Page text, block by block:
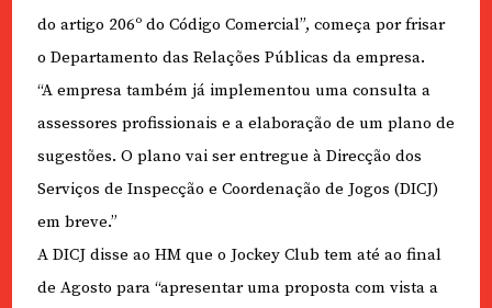
do artigo 206º do Código Comercial”, começa por frisar
o Departamento das Relações Públicas da empresa.
“A empresa também já implementou uma consulta a
assessores profissionais e a elaboração de um plano de
sugestões. O plano vai ser entregue à Direcção dos
Serviços de Inspecção e Coordenação de Jogos (DICJ)
em breve.”
A DICJ disse ao HM que o Jockey Club tem até ao final
de Agosto para “apresentar uma proposta com vista a